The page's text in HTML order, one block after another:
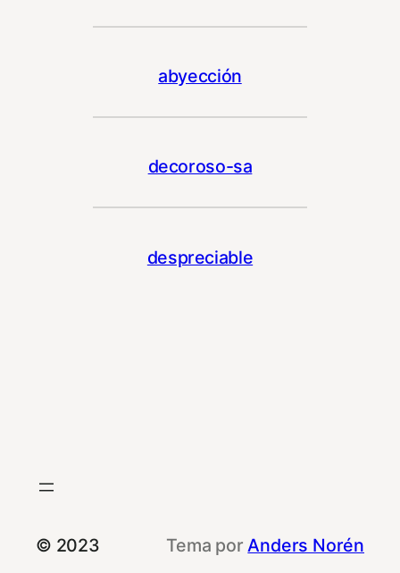
abyección
decoroso-sa
despreciable
© 2023 Tema por Anders Norén